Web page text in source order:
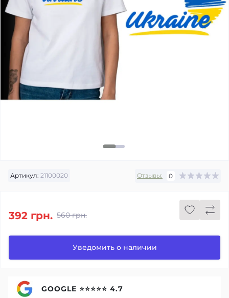
Артикул: 21100020 Отзывы: 0
560 грн.
392 грн.
Уведомить о наличии
GOOGLE ⭐⭐⭐⭐⭐ 4.7